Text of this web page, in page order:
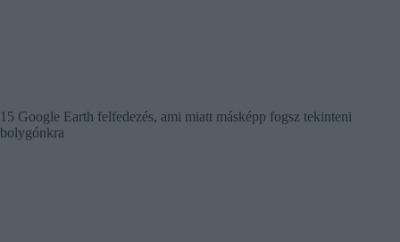
15 Google Earth felfedezés, ami miatt másképp fogsz tekinteni
bolygónkra